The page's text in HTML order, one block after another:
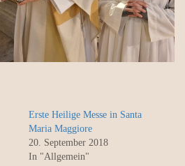
Erste Heilige Messe in Santa
Maria Maggiore
20. September 2018
In "Allgemein"